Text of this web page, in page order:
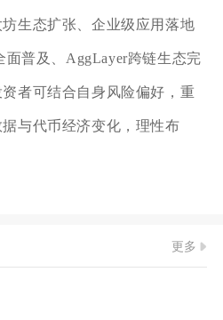
生态扩张、企业级应用落地
普及、AggLayer跨链生态完
者可结合自身风险偏好，重
与代币经济变化，理性布
更多